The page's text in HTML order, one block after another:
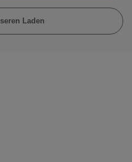
Laden